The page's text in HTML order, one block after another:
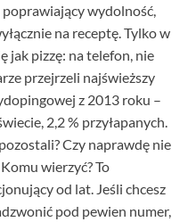
wydolność,
na receptę. Tylko w
jak pizzę: na telefon, nie
przejrzeli najświeższy
z 2013 roku –
2,2 % przyłapanych.
Czy naprawdę nie
wierzyć? To
od lat. Jeśli chcesz
pod pewien numer,